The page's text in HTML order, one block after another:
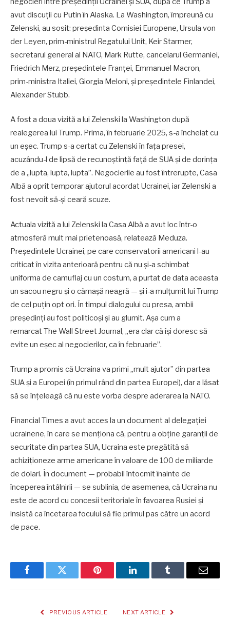
avut discuții cu Putin în Alaska. La Washington, împreună cu
Zelenski, au sosit: președinta Comisiei Europene, Ursula von
der Leyen, prim-ministrul Regatului Unit, Keir Starmer,
secretarul general al NATO, Mark Rutte, cancelarul Germaniei,
Friedrich Merz, președintele Franței, Emmanuel Macron,
prim-ministra Italiei, Giorgia Meloni, și președintele Finlandei,
Alexander Stubb.
A fost a doua vizită a lui Zelenski la Washington după
realegerea lui Trump. Prima, în februarie 2025, s-a încheiat cu
un eșec. Trump s-a certat cu Zelenski în fața presei,
acuzându-l de lipsă de recunoștință față de SUA și de dorința
de a „lupta, lupta, lupta”. Negocierile au fost întrerupte, Casa
Albă a oprit temporar ajutorul acordat Ucrainei, iar Zelenski a
fost nevoit să-și ceară scuze.
Actuala vizită a lui Zelenski la Casa Albă a avut loc într-o
atmosferă mult mai prietenoasă, relatează Meduza.
Președintele Ucrainei, pe care conservatorii americani l-au
criticat în vizita anterioară pentru că nu și-a schimbat
uniforma de camuflaj cu un costum, a purtat de data aceasta
un sacou negru și o cămașă neagră — și i-a mulțumit lui Trump
de cel puțin opt ori. În timpul dialogului cu presa, ambii
președinți au fost politicoși și au glumit. Așa cum a
remarcat The Wall Street Journal, „era clar că își doresc să
evite un eșec al negocierilor, ca în februarie”.
Trump a promis că Ucraina va primi „mult ajutor” din partea
SUA și a Europei (în primul rând din partea Europei), dar a lăsat
să se înțeleagă că nu este vorba despre aderarea la NATO.
Financial Times a avut acces la un document al delegației
ucrainene, în care se menționa că, pentru a obține garanții de
securitate din partea SUA, Ucraina este pregătită să
achiziționeze arme americane în valoare de 100 de miliarde
de dolari. În document — probabil întocmit înainte de
începerea întâlnirii — se sublinia, de asemenea, că Ucraina nu
este de acord cu concesii teritoriale în favoarea Rusiei și
insistă ca încetarea focului să fie primul pas către un acord
de pace.
FacebookTwitter Pinterest LinkedInTumblr Email
PREVIOUS ARTICLE NEXT ARTICLE